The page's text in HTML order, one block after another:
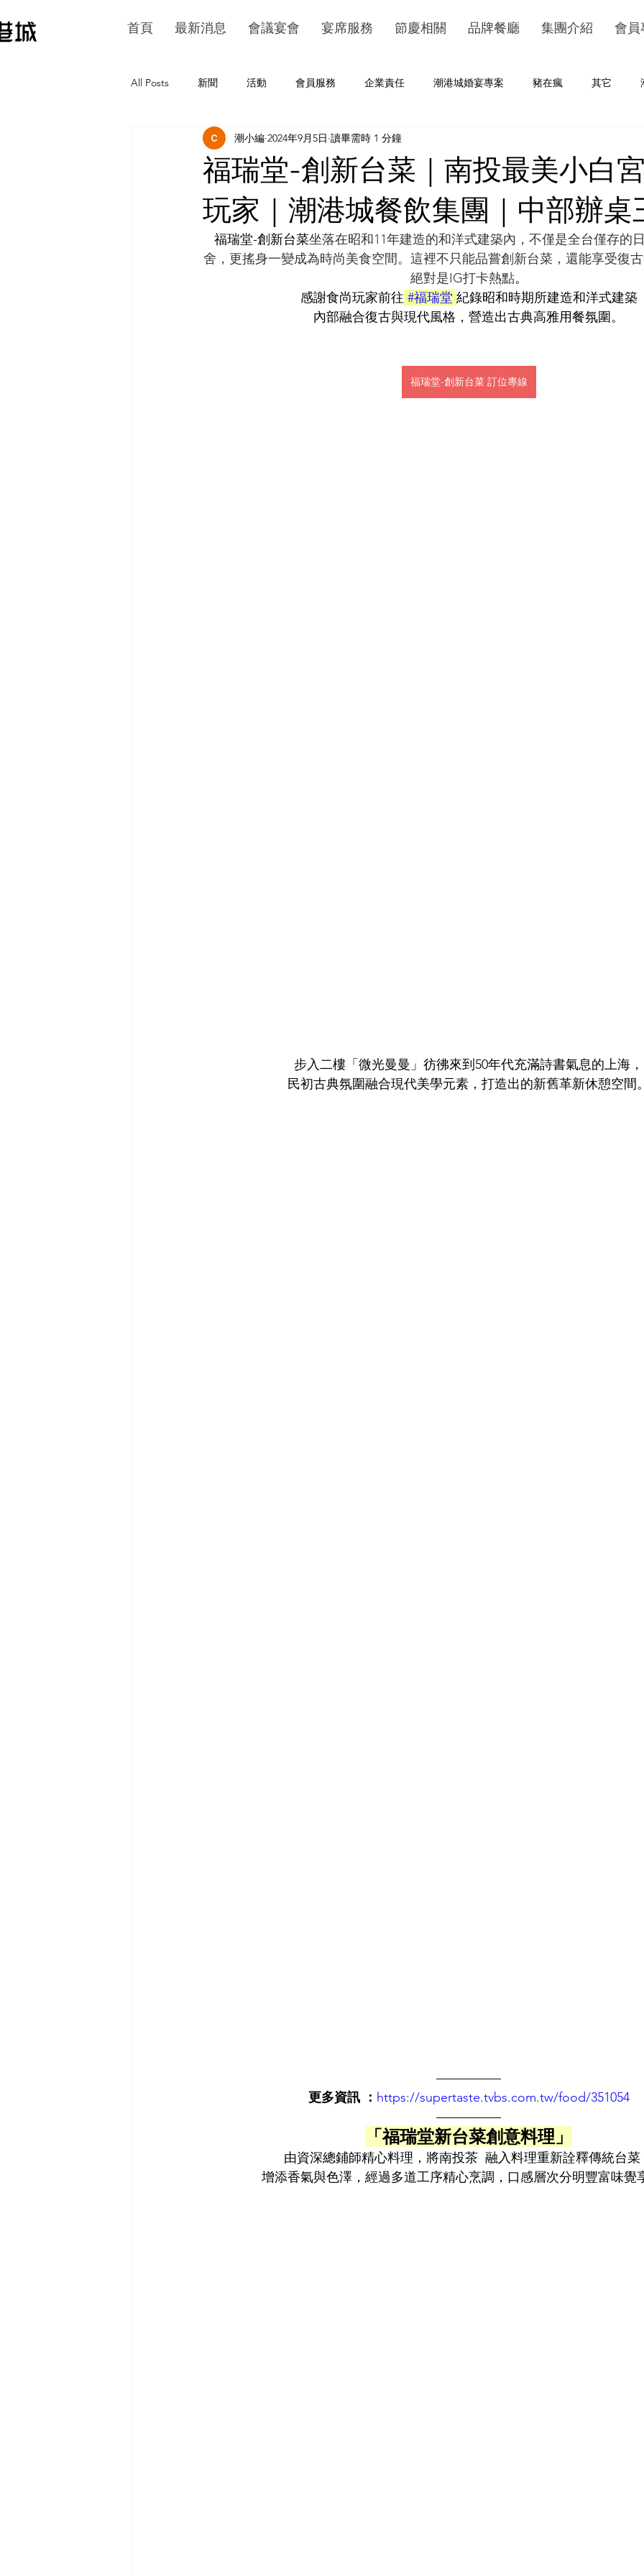
首頁 最新消息 會議宴會 宴席服務 節慶相關 品牌餐廳 集團介紹 會員
All Posts 新聞 活動 會員服務 企業責任 潮港城婚宴專案 豬在瘋 其它
福瑞堂-創新台菜｜南投最美小白
玩家｜潮港城餐飲集團｜中部辦桌
潮小編 2024年9月5日 讀畢需時 1 分鐘
福瑞堂-創新台菜坐落在昭和11年建造的和洋式建築內，不僅是全台僅存的
舍，更搖身一變成為時尚美食空間。這裡不只能品嘗創新台菜，還能享受復
絕對是IG打卡熱點。
感謝食尚玩家前往 #福瑞堂 紀錄昭和時期所建造和洋式建築
內部融合復古與現代風格，營造出古典高雅用餐氛圍。
福瑞堂-創新台菜 訂位專線
步入二樓「微光曼曼」彷彿來到50年代充滿詩書氣息的上海，
民初古典氛圍融合現代美學元素，打造出的新舊革新休憩空間
—————
更多資訊 ： https://supertaste.tvbs.com.tw/food/351054
—————
「福瑞堂新台菜創意料理」
由資深總鋪師精心料理，將南投茶  融入料理重新詮釋傳統台菜
增添香氣與色澤，經過多道工序精心烹調，口感層次分明豐富味覺